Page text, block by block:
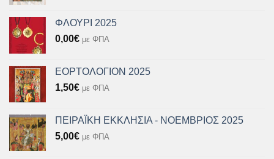
ΦΛΟΥΡΙ 2025
0,00€ με ΦΠΑ
ΕΟΡΤΟΛΟΓΙΟΝ 2025
1,50€ με ΦΠΑ
ΠΕΙΡΑΪΚΗ ΕΚΚΛΗΣΙΑ - ΝΟΕΜΒΡΙΟΣ 2025
5,00€ με ΦΠΑ